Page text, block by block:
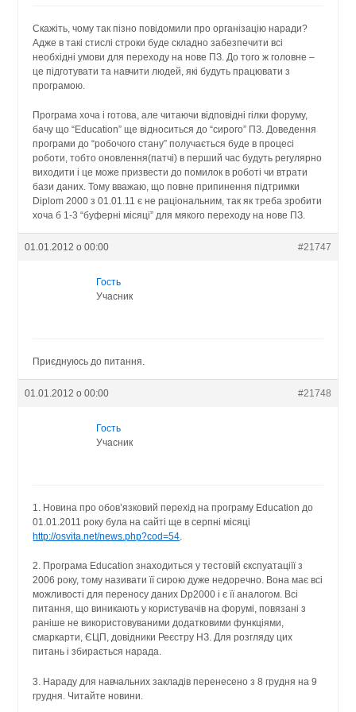
Скажіть, чому так пізно повідомили про організацію наради?
Адже в такі стислі строки буде складно забезпечити всі
необхідні умови для переходу на нове ПЗ. До того ж головне –
це підготувати та навчити людей, які будуть працювати з
програмою.
Програма хоча і готова, але читаючи відповідні гілки форуму,
бачу що “Education” ще відноситься до “сирого” ПЗ. Доведення
програми до “робочого стану” получається буде в процесі
роботи, тобто оновлення(патчі) в перший час будуть регулярно
виходити і це може призвести до помилок в роботі чи втрати
бази даних. Тому вважаю, що повне припинення підтримки
Diplom 2000 з 01.01.11 є не раціональним, так як треба зробити
хоча б 1-3 “буферні місяці” для мякого переходу на нове ПЗ.
01.01.2012 о 00:00 #21747
Гость
Учасник
Приєднуюсь до питання.
01.01.2012 о 00:00 #21748
Гость
Учасник
1. Новина про обов’язковий перехід на програму Education до
01.01.2011 року була на сайті ще в серпні місяці
http://osvita.net/news.php?cod=54.
2. Програма Education знаходиться у тестовій єкспуатаціїї з
2006 року, тому називати її сирою дуже недоречно. Вона має всі
можливості для переносу даних Dp2000 і є її аналогом. Всі
питання, що виникають у користувачів на форумі, повязані з
раніше не використовуваними додатковими функціями,
смаркарти, ЄЦП, довідники Реєстру НЗ. Для розгляду цих
питань і збирається нарада.
3. Нараду для навчальних закладів перенесено з 8 грудня на 9
грудня. Читайте новини.